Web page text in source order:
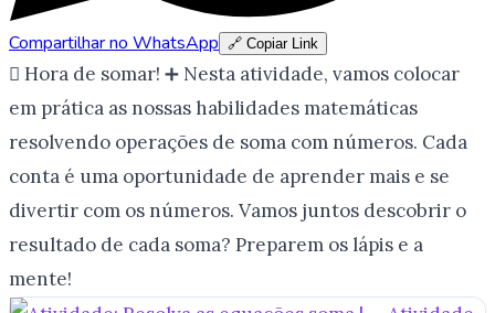
Compartilhar no WhatsApp 🔗 Copiar Link
 Hora de somar! ➕ Nesta atividade, vamos colocar
em prática as nossas habilidades matemáticas
resolvendo operações de soma com números. Cada
conta é uma oportunidade de aprender mais e se
divertir com os números. Vamos juntos descobrir o
resultado de cada soma? Preparem os lápis e a
mente!